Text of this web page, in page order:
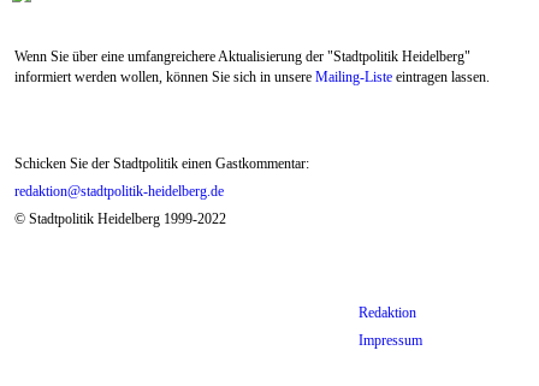
Wenn Sie über eine umfangreichere Aktualisierung der "Stadtpolitik Heidelberg"
informiert werden wollen, können Sie sich in unsere Mailing-Liste eintragen lassen.
Schicken Sie der Stadtpolitik einen Gastkommentar:
redaktion@stadtpolitik-heidelberg.de
© Stadtpolitik Heidelberg 1999-2022
Redaktion
Impressum